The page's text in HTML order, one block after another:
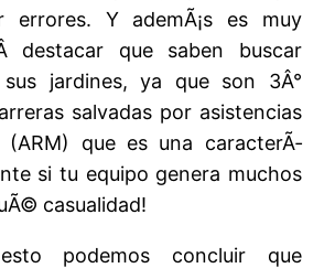
errores. Y ademÃ¡s es muy
destacar que saben buscar
jardines, ya que son 3Â°
salvadas por asistencias
(ARM) que es una caracterÃ­
si tu equipo genera muchos
casualidad!
podemos concluir que